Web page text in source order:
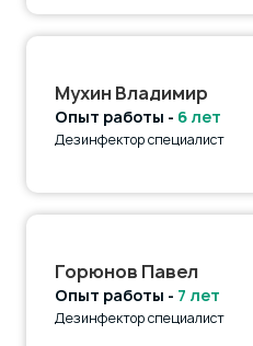
Мухин Владимир
Опыт работы - 6 лет
Дезинфектор специалист
Горюнов Павел
Опыт работы - 7 лет
Дезинфектор специалист